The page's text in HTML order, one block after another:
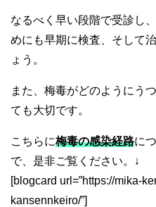
なるべく早い段階で受診し
めにも早期に検査、そして
ょう。
また、梅毒がどのようにう
ても大切です。
こちらに梅毒の感染経路に
で、是非ご覧ください。↓
[blogcard url=”https://mika-
kansennkeiro/”]